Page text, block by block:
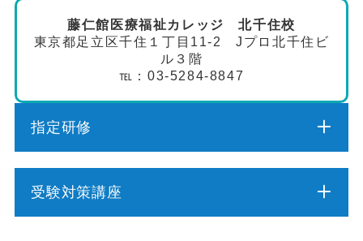
藤仁館医療福祉カレッジ 北千住校
東京都足立区千住１丁目11-2 Jプロ北千住ビ
ル３階
℡：03-5284-8847
指定研修
受験対策講座